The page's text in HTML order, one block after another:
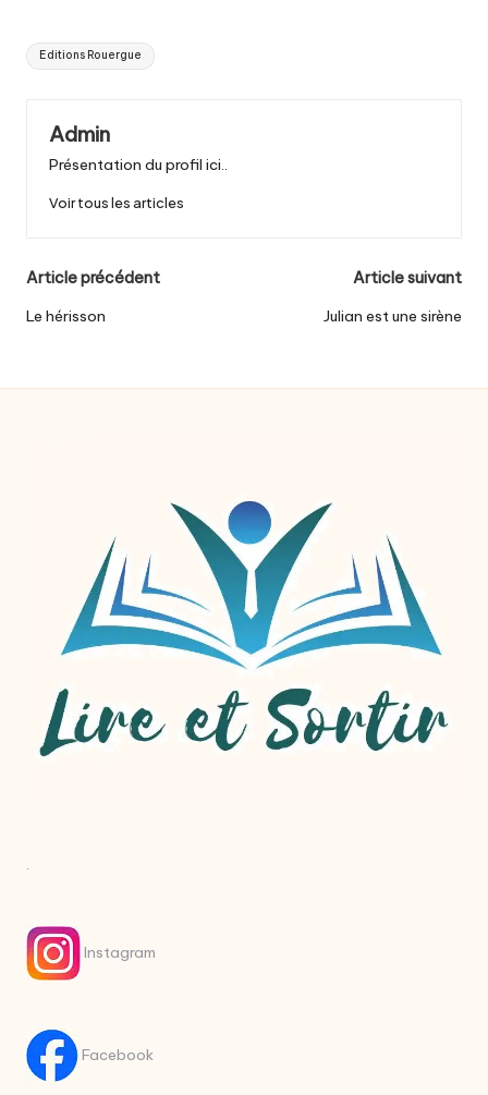
Tags:
Editions Rouergue
Admin
Présentation du profil ici..
Voir tous les articles
Post
navigation
Article précédent
Le hérisson
Article suivant
Julian est une sirène
.
Instagram
Facebook